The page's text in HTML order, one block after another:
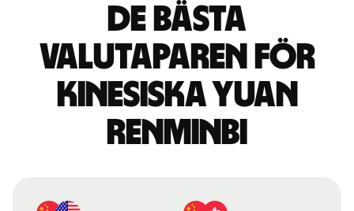
De bästa
valutaparen för
kinesiska yuan
renminbi